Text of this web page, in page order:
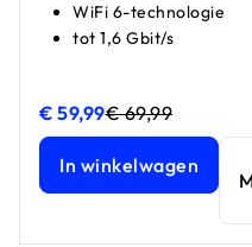
WiFi 6-technologie
tot 1,6 Gbit/s
€ 59,99
NETGEAR WiFi 6 Mesh
€ 69,99
NETGEAR WiFi 6 Mesh
In winkelwagen